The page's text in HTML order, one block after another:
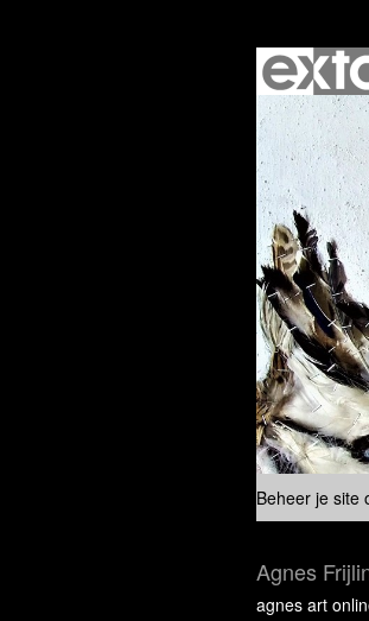
Beheer je site
Agnes
agnes art